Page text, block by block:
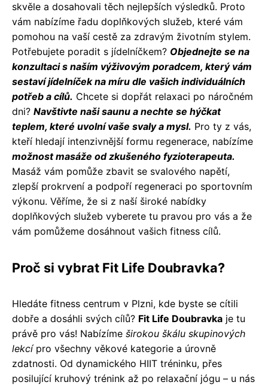
skvěle a dosahovali těch nejlepších výsledků. Proto
vám nabízíme řadu doplňkových služeb, které vám
pomohou na vaší cestě za zdravým životním stylem.
Potřebujete poradit s jídelníčkem? Objednejte se na
konzultaci s naším výživovým poradcem, který vám
sestaví jídelníček na míru dle vašich individuálních
potřeb a cílů. Chcete si dopřát relaxaci po náročném
dni? Navštivte naši saunu a nechte se hýčkat
teplem, které uvolní vaše svaly a mysl. Pro ty z vás,
kteří hledají intenzivnější formu regenerace, nabízíme
možnost masáže od zkušeného fyzioterapeuta.
Masáž vám pomůže zbavit se svalového napětí,
zlepší prokrvení a podpoří regeneraci po sportovním
výkonu. Věříme, že si z naší široké nabídky
doplňkových služeb vyberete tu pravou pro vás a že
vám pomůžeme dosáhnout vašich fitness cílů.
Proč si vybrat Fit Life Doubravka?
Hledáte fitness centrum v Plzni, kde byste se cítili
dobře a dosáhli svých cílů? Fit Life Doubravka je tu
právě pro vás! Nabízíme širokou škálu skupinových
lekcípro všechny věkové kategorie a úrovně
zdatnosti. Od dynamického HIIT tréninku, přes
posilující kruhový trénink až po relaxační jógu – u nás